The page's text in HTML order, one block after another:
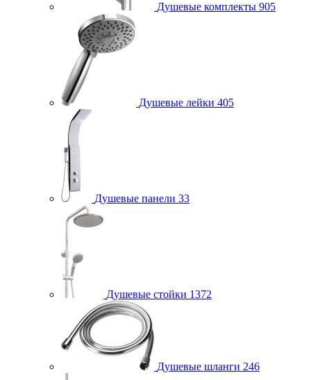
Душевые комплекты 905
Душевые лейки 405
Душевые панели 33
Душевые стойки 1372
Душевые шланги 246